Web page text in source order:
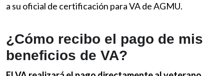
a su oficial de certificación para VA de AGMU.
¿Cómo recibo el pago de mis
beneficios de VA?